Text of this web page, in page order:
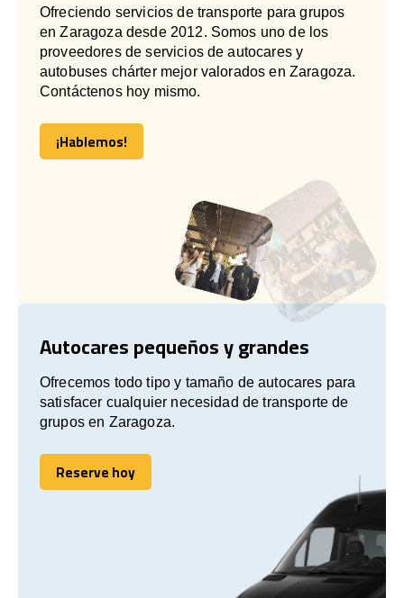
Ofreciendo servicios de transporte para grupos
en Zaragoza desde 2012. Somos uno de los
proveedores de servicios de autocares y
autobuses chárter mejor valorados en Zaragoza.
Contáctenos hoy mismo.
¡Hablemos!
¡Hablemos!
Autocares pequeños y grandes
Ofrecemos todo tipo y tamaño de autocares para
satisfacer cualquier necesidad de transporte de
grupos en Zaragoza.
Reserve hoy
Reserve hoy